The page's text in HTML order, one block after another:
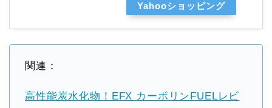
Yahooショッピング
関連：
高性能炭水化物！EFX カーボリンFUELレビ